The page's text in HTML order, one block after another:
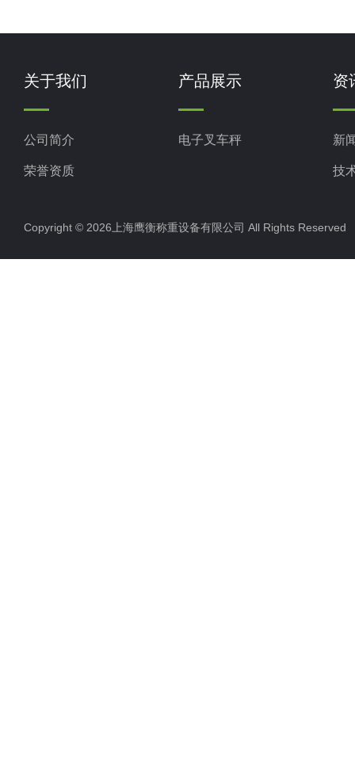
关于我们
公司简介
荣誉资质
产品展示
电子叉车秤
资
新
技
Copyright © 2026上海鹰衡称重设备有限公司 All Rights